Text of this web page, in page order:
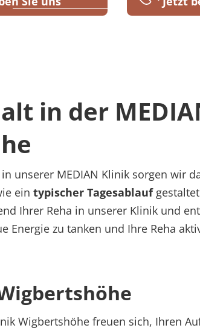
in der
unserer MEDIAN Klinik sorgen wir
ein typischer Tagesablaufgestaltet
Ihrer Reha in unserer Klinik und
Energie zu tanken und Ihre Reha
Wigbertshöhe freuen sich, Ihren